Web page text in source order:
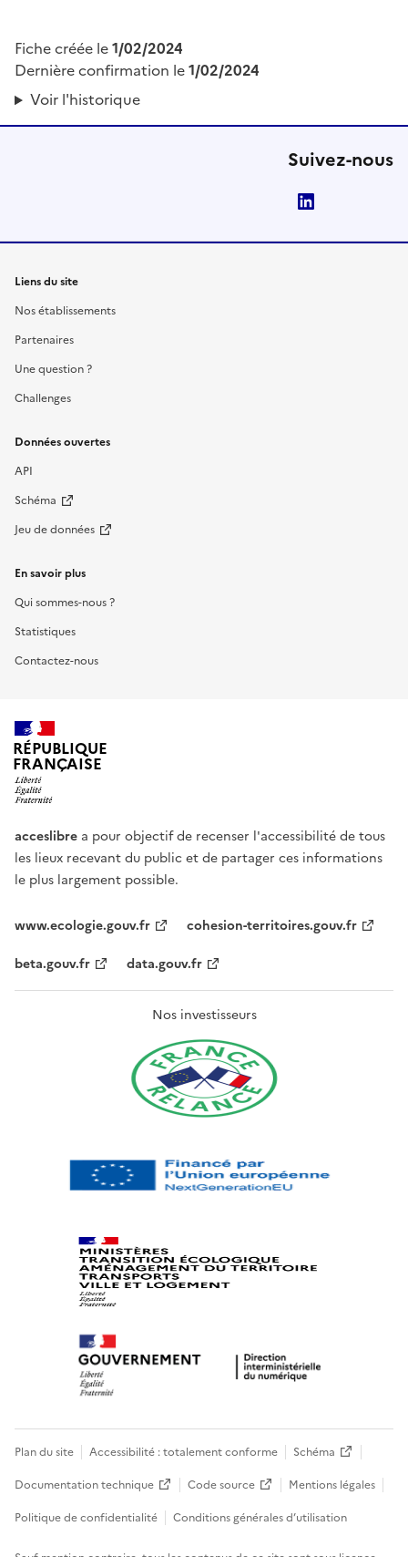
Fiche créée le1/02/2024
Dernière confirmation le1/02/2024
Voir l'historique
Suivez-nous
Liens du site
Nos établissements
Partenaires
Une question ?
Challenges
Données ouvertes
API
Schéma
Jeu de données
En savoir plus
Qui sommes-nous ?
Statistiques
Contactez-nous
RÉPUBLIQUE
FRANÇAISE
acceslibre a pour objectif de recenser l'accessibilité de tous
les lieux recevant du public et de partager ces informations
le plus largement possible.
www.ecologie.gouv.fr
cohesion-territoires.gouv.fr
beta.gouv.fr
data.gouv.fr
Nos investisseurs
Plan du site Accessibilité : totalement conforme
Schéma
Documentation technique
Code source
Mentions légales
Politique de confidentialité
Conditions générales d’utilisation